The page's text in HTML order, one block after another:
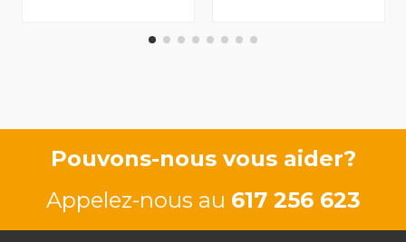
dCi
Pouvons-nous vous aider?
Appelez-nous au 617 256 623